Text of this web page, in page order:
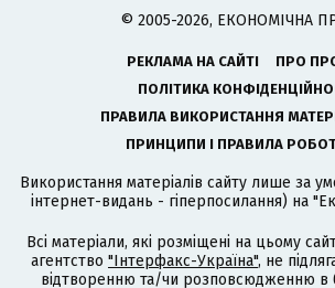
© 2005-2026, ЕКОНОМІЧНА
РЕКЛАМА НА САЙТІ
ПРО
ПОЛІТИКА
ПРАВИЛА ВИКОРИСТАННЯ
ПРИНЦИПИ І ПРАВИЛА
Використання матеріалів сайту лише за
інтернет-видань - гіперпосилання) на
Всі матеріали, які розміщені на цьому
агентство "Інтерфакс-Україна", не
відтворенню та/чи розповсюдженню в